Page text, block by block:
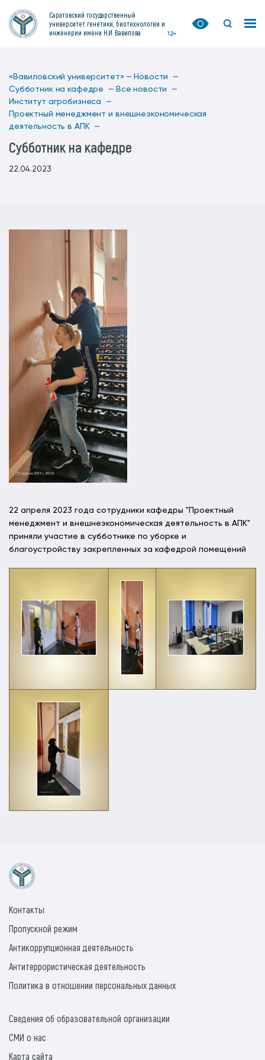
Саратовский государственный
университет генетики, биотехнологии и
инженерии имени Н.И. Вавилова
12+
«Вавиловский университет» — Новости —
Субботник на кафедре — Все новости —
Институт агробизнеса —
Проектный менеджмент и внешнеэкономическая
деятельность в АПК —
Субботник на кафедре
22.04.2023
22 апреля 2023 года сотрудники кафедры "Проектный
менеджмент и внешнеэкономическая деятельность в АПК"
приняли участие в субботнике по уборке и
благоустройству закрепленных за кафедрой помещений
Контакты
Пропускной режим
Антикоррупционная деятельность
Антитеррористическая деятельность
Политика в отношении персональных данных
Сведения об образовательной организации
СМИ о нас
Карта сайта